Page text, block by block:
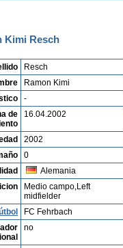
Kimi Resch
Resch
Ramon Kimi
-
de
16.04.2002
2002
0
Alemania
Medio campo,Left
midfielder
FC Fehrbach
no